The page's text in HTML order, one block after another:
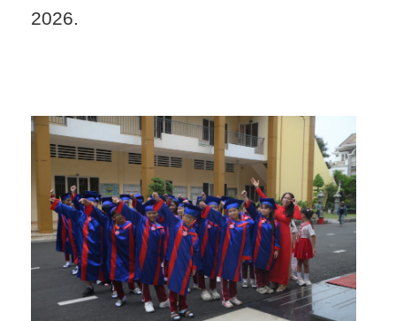
2026.